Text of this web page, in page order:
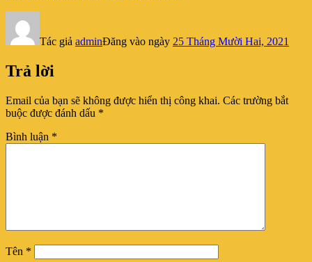
Tác giả adminĐăng vào ngày 25 Tháng Mười Hai, 2021
Trả lời
Email của bạn sẽ không được hiển thị công khai. Các trường bắt
buộc được đánh dấu *
Bình luận *
Tên *